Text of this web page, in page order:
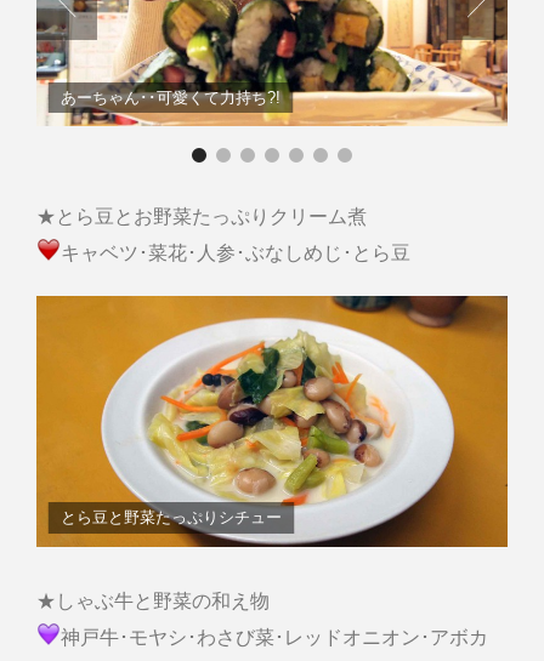
あーちゃん･･可愛くて力持ち?!
★とら豆とお野菜たっぷりクリーム煮
キャベツ･菜花･人参･ぶなしめじ･とら豆
とら豆と野菜たっぷりシチュー
★しゃぶ牛と野菜の和え物
神戸牛･モヤシ･わさび菜･レッドオニオン･アボカ